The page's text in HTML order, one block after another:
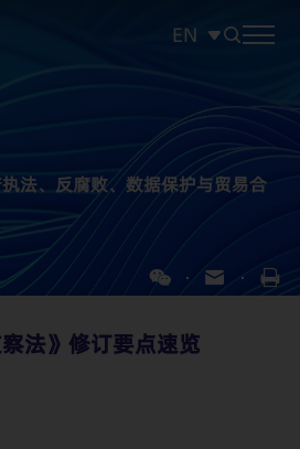
EN
日本語
法、反腐败、数据保护与贸易合
法》修订要点速览